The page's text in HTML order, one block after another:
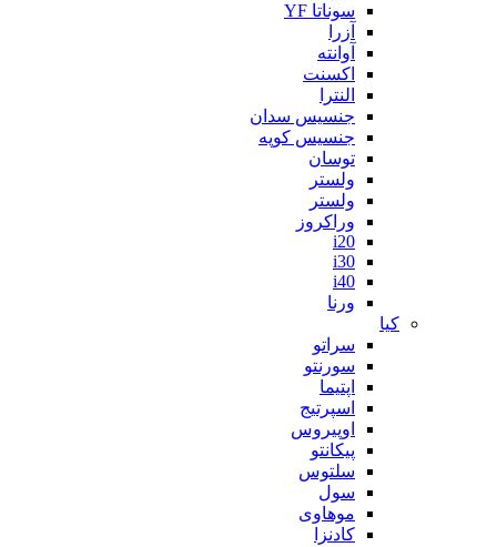
سوناتا YF
آزرا
آوانته
اکسنت
النترا
جنسیس سدان
جنسیس کوپه
توسان
ولستر
ولستر
وراکروز
i20
i30
i40
ورنا
کیا
سراتو
سورنتو
اپتیما
اسپرتیج
اوپیروس
پیکانتو
سلتوس
سول
موهاوی
کادنزا